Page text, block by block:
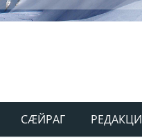
СÆЙРАГ РЕДАКЦИ